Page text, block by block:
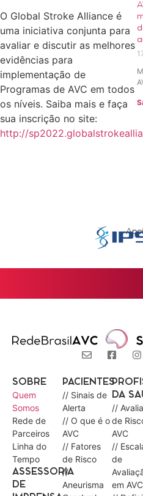
O Global Stroke Alliance é
uma iniciativa conjunta para
avaliar e discutir as melhores
evidências para
implementação de
Programas de AVC em todos
os níveis. Saiba mais e faça
sua inscrição no site:
http://
SOBRE
Quem
Somos
Rede de
Parceiros
Linha do
Tempo
ASSESSORIA
DE
PACIENTES
// Sinais de
Alerta
// O que é o
AVC
// Fatores
de Risco
//
Aneurisma
DA
//
de
AVC
//
de
em AVC